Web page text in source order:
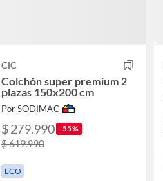
CIC
Colchón super premium 2
plazas 150x200 cm
Por SODIMAC
$ 279.990 -55%
$ 619.990
ECO